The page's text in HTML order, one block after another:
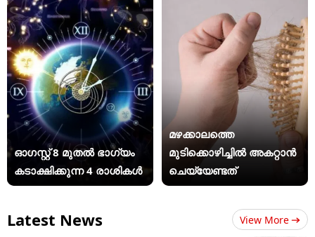
ഓഗസ്റ്റ് 8 മുതൽ ഭാഗ്യം
കടാക്ഷിക്കുന്ന 4 രാശികൾ
മഴക്കാലത്തെ
മുടിക്കൊഴിച്ചിൽ അകറ്റാൻ
ചെയ്യേണ്ടത്
Latest News View More